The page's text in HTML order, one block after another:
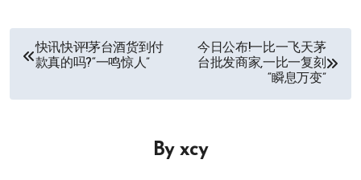
文快讯快评!茅台酒货到付
款真的吗?“一鸣惊人”
今日公布!一比一飞天茅
台批发商家,一比一复刻
“瞬息万变”
By xcy